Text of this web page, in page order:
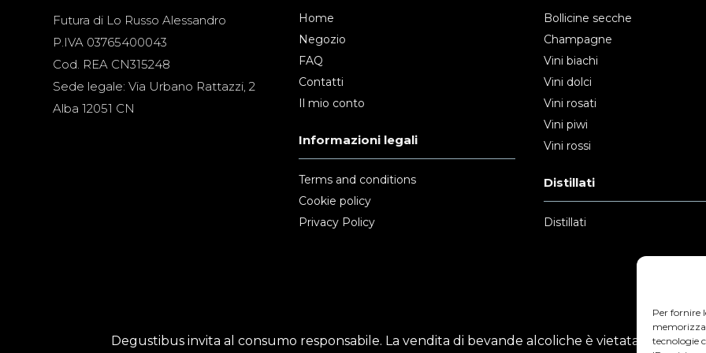
Per fornire
tecnologie
Futura di Lo Russo Alessandro
P.IVA 03765400043
Cod. REA CN315248
Sede legale: Via Urbano Rattazzi, 2
Alba 12051 CN
Home
Negozio
FAQ
Contatti
Il mio conto
Informazioni legali
Terms and conditions
Cookie policy
Privacy Policy
Bollicine secche
Champagne
Vini biachi
Vini dolci
Vini rosati
Vini piwi
Vini rossi
Distillati
Distillati
Degustibus invita al consumo responsabile. La vendita di bevande alcoliche è vietata ai minori